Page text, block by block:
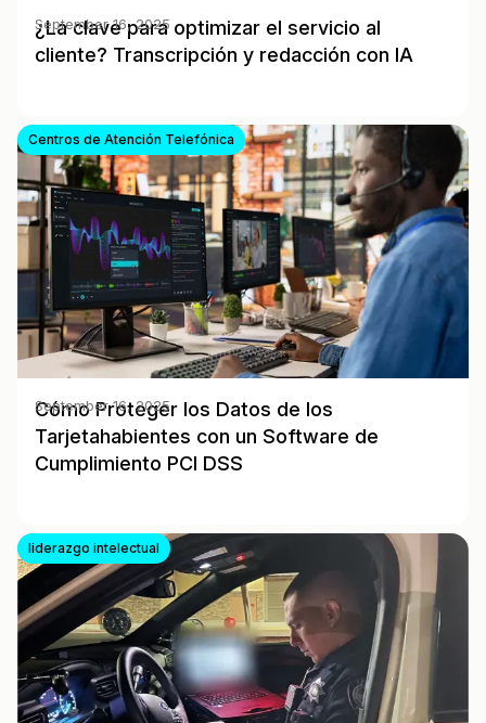
¿La clave para optimizar el servicio al
cliente? Transcripción y redacción con IA
September 16, 2025
Centros de Atención Telefónica
Cómo Proteger los Datos de los
Tarjetahabientes con un Software de
Cumplimiento PCI DSS
September 16, 2025
liderazgo intelectual